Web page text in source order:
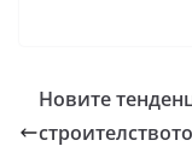
Новите